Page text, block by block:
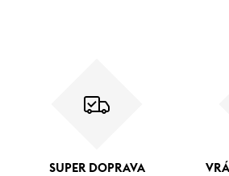
SUPER DOPRAVA